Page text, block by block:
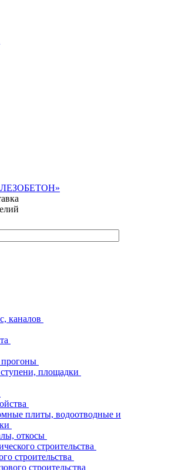
каналов
площадки
плиты, водоотводные и
откосы
строительства
строительства
строительства